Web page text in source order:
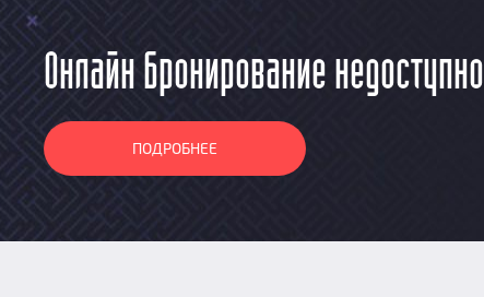
Онлайн бронирование недоступно
ПОДРОБНЕЕ